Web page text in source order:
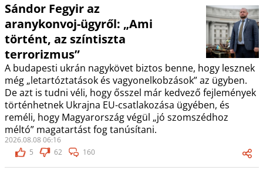
Sándor Fegyir az
aranykonvoj-ügyről: „Ami
történt, az színtiszta
terrorizmus”
A budapesti ukrán nagykövet biztos benne, hogy lesznek
még „letartóztatások és vagyonelkobzások” az ügyben.
De azt is tudni véli, hogy ősszel már kedvező fejlemények
történhetnek Ukrajna EU-csatlakozása ügyében, és
reméli, hogy Magyarország végül „jó szomszédhoz
méltó” magatartást fog tanúsítani.
2026.08.08 06:16
5
62 160